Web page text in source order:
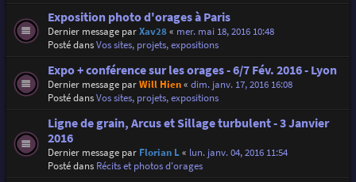
Exposition photo d'orages à Paris
Dernier message parXav28« mer. mai 18, 2016 10:48
Posté dansVos sites, projets, expositions
Expo + conférence sur les orages - 6/7 Fév. 2016 - Lyon
Dernier message parWill Hien« dim. janv. 17, 2016 16:08
Posté dansVos sites, projets, expositions
Ligne de grain, Arcus et Sillage turbulent - 3 Janvier
2016
Dernier message par Florian L« lun. janv. 04, 2016 11:54
Posté dans Récits et photos d'orages